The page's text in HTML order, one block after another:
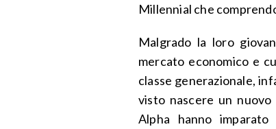
Millennial che
Malgrado la loro
mercato economico e
classe generazionale,
visto nascere un
Alpha hanno